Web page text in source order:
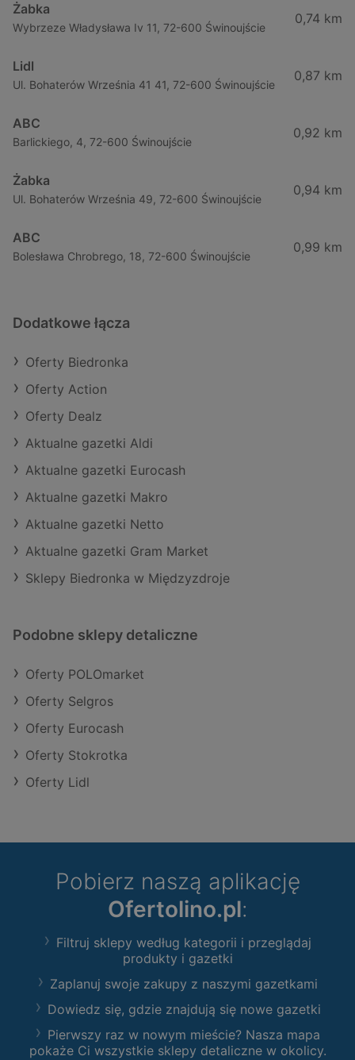
Żabka
Wybrzeze Władysława Iv 11, 72-600 Świnoujście
0,74 km
Lidl
Ul. Bohaterów Września 41 41, 72-600 Świnoujście
0,87 km
ABC
Barlickiego, 4, 72-600 Świnoujście
0,92 km
Żabka
Ul. Bohaterów Września 49, 72-600 Świnoujście
0,94 km
ABC
Bolesława Chrobrego, 18, 72-600 Świnoujście
0,99 km
Dodatkowe łącza
Oferty Biedronka
Oferty Action
Oferty Dealz
Aktualne gazetki Aldi
Aktualne gazetki Eurocash
Aktualne gazetki Makro
Aktualne gazetki Netto
Aktualne gazetki Gram Market
Sklepy Biedronka w Międzyzdroje
Podobne sklepy detaliczne
Oferty POLOmarket
Oferty Selgros
Oferty Eurocash
Oferty Stokrotka
Oferty Lidl
Pobierz naszą aplikację
Ofertolino.pl:
Filtruj sklepy według kategorii i przeglądaj
produkty i gazetki
Zaplanuj swoje zakupy z naszymi gazetkami
Dowiedz się, gdzie znajdują się nowe gazetki
Pierwszy raz w nowym mieście? Nasza mapa
pokaże Ci wszystkie sklepy detaliczne w okolicy.